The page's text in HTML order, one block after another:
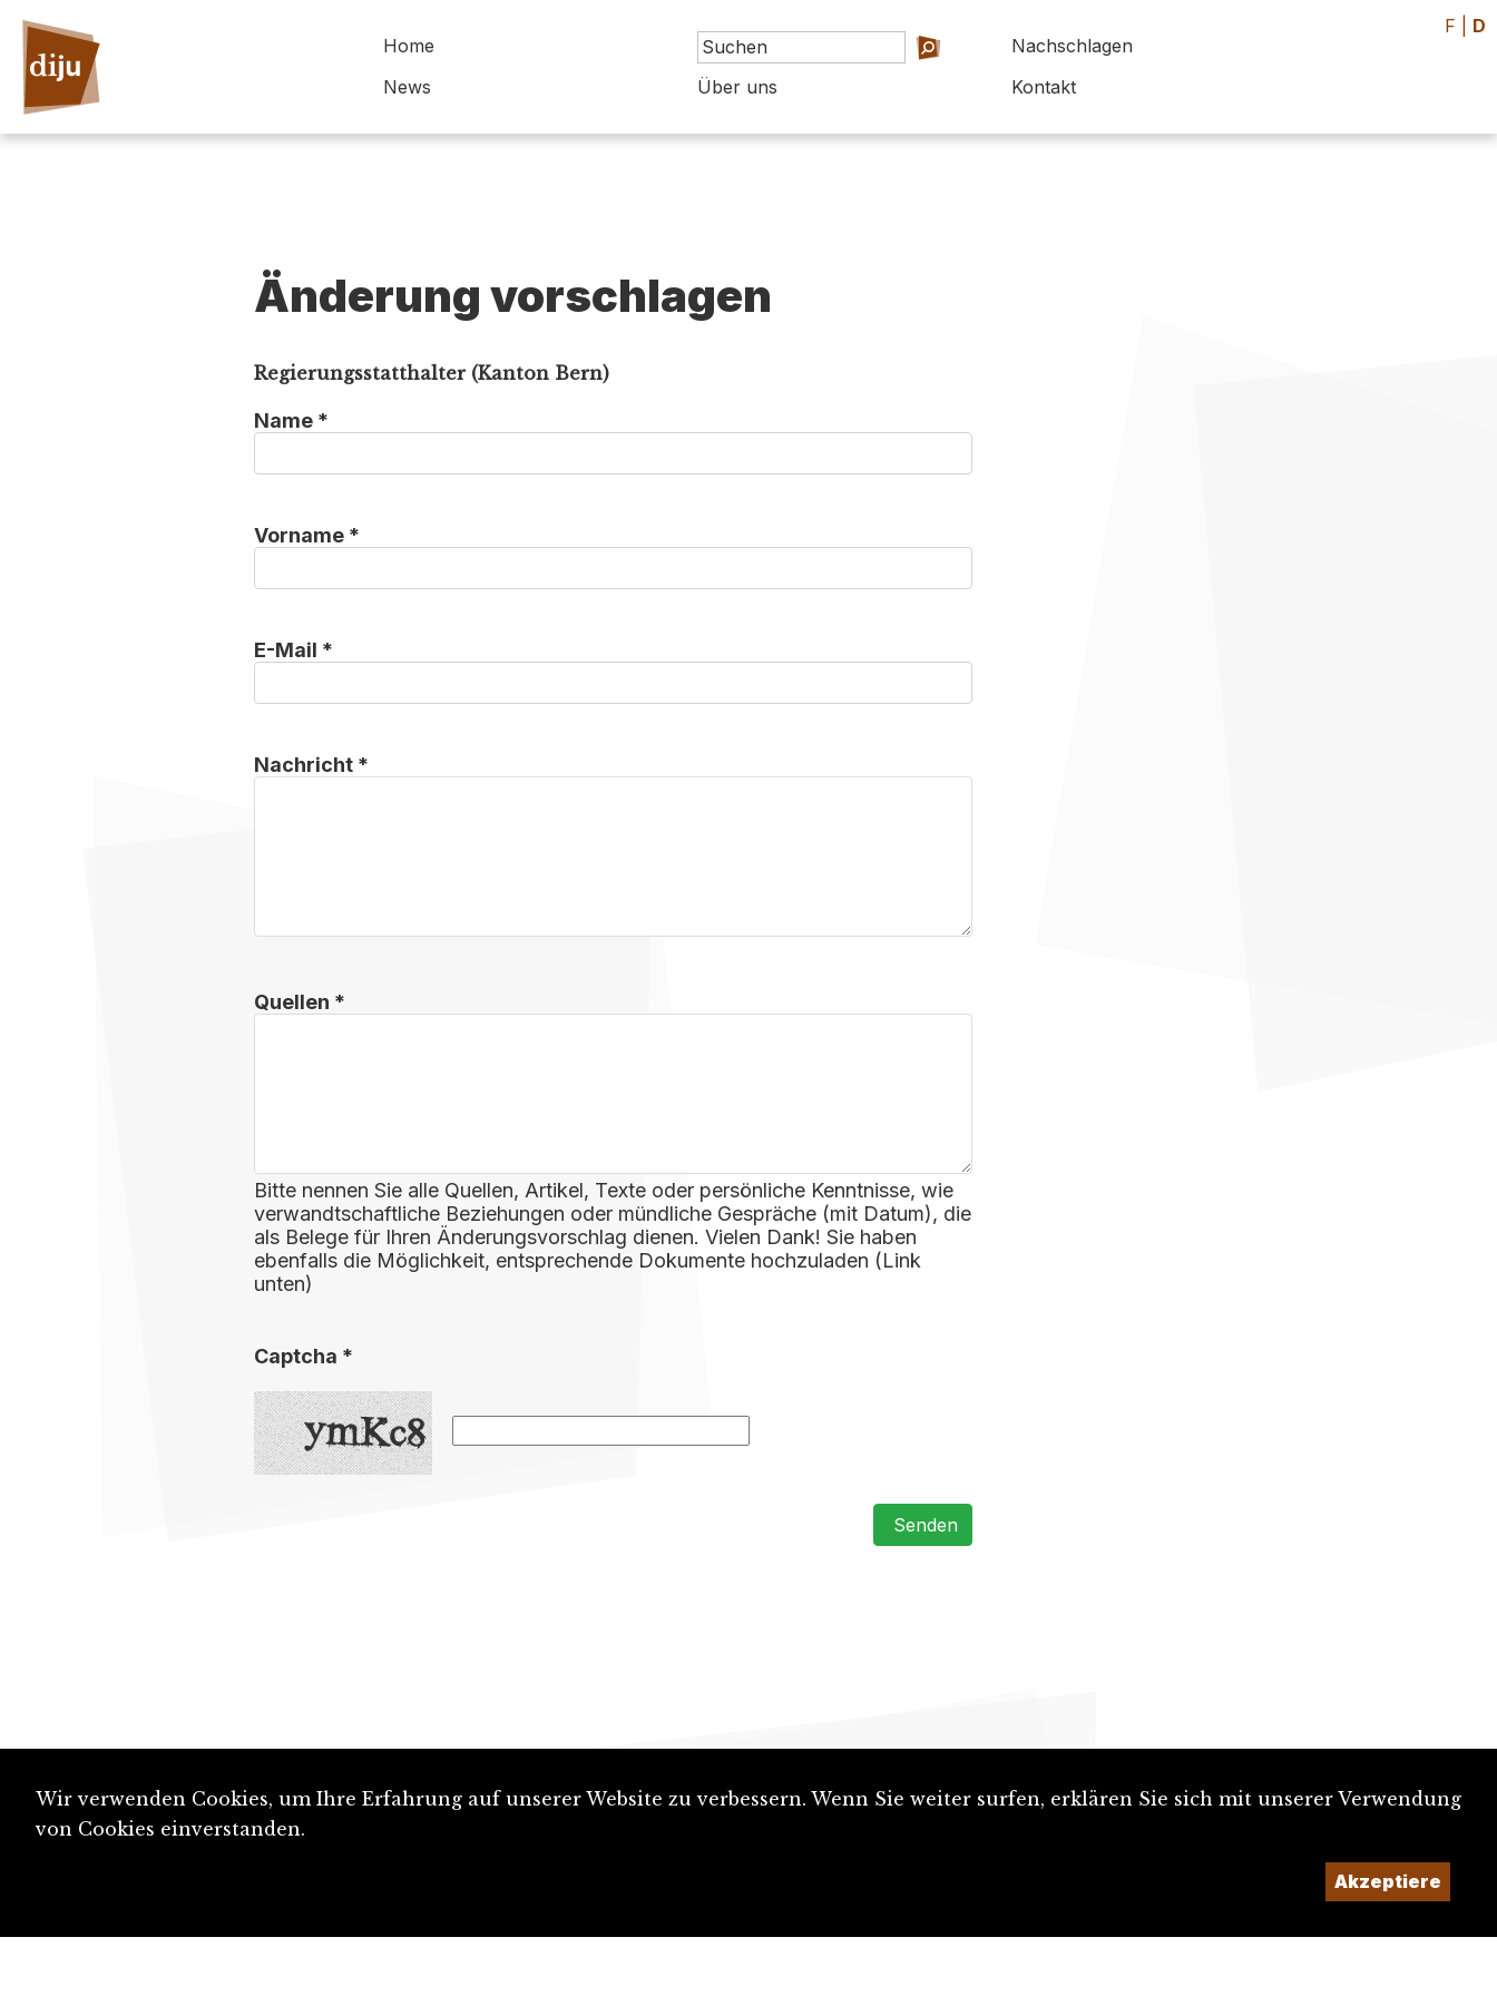
Home
Nachschlagen
News
Über uns Kontakt
F D
Änderung vorschlagen
Regierungsstatthalter (Kanton Bern)
Name *
Vorname *
E-Mail *
Nachricht *
Quellen *
Bitte nennen Sie alle Quellen, Artikel, Texte oder persönliche Kenntnisse, wie
verwandtschaftliche Beziehungen oder mündliche Gespräche (mit Datum), die
als Belege für Ihren Änderungsvorschlag dienen. Vielen Dank! Sie haben
ebenfalls die Möglichkeit, entsprechende Dokumente hochzuladen (Link
unten)
Captcha *
Senden
Wir verwenden Cookies, um Ihre Erfahrung auf unserer Website zu verbessern. Wenn Sie weiter surfen, erklären Sie sich mit unserer Verwendung
von Cookies einverstanden.
Akzeptiere